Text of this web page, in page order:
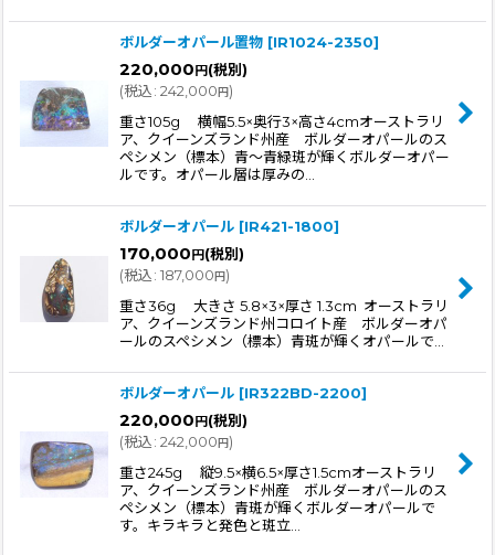
ボルダーオパール置物 [IR1024-2350]
220,000 円 (税別)
(税込: 242,000円)
重さ105g 横幅5.5×奥行3×高さ4cmオーストラリ
ア、クイーンズランド州産 ボルダーオパールのス
ペシメン（標本）青〜青緑斑が輝くボルダーオパー
ルです。オパール層は厚みの…
ボルダーオパール [IR421-1800]
170,000 円 (税別)
(税込: 187,000円)
重さ36g 大きさ 5.8×3×厚さ 1.3cm オーストラリ
ア、クイーンズランド州コロイト産 ボルダーオパ
ールのスペシメン（標本）青斑が輝くオパールで…
ボルダーオパール [IR322BD-2200]
220,000 円 (税別)
(税込: 242,000円)
重さ245g 縦9.5×横6.5×厚さ1.5cmオーストラリ
ア、クイーンズランド州産 ボルダーオパールのス
ペシメン（標本）青斑が輝くボルダーオパールで
す。キラキラと発色と斑立…